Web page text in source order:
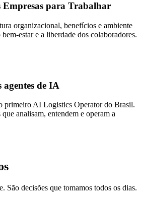
para Trabalhar
organizacional, benefícios e ambiente
estar e a liberdade dos colaboradores.
de IA
primeiro AI Logistics Operator do Brasil.
analisam, entendem e operam a
São decisões que tomamos todos os dias.